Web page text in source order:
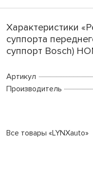
Характеристики
суппорта
суппорт Bosch)
Артикул
Производитель
Все товары «LYNXauto»